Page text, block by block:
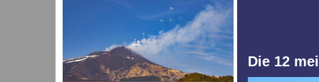
Die 12